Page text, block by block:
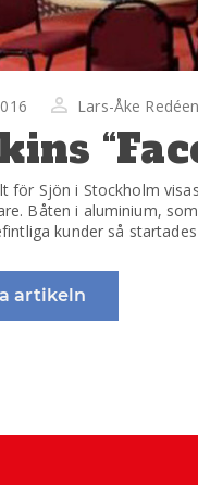
Lars-Åke Redéen
för Sjön i Stockholm
Båten i aluminium,
kunder så
artikeln